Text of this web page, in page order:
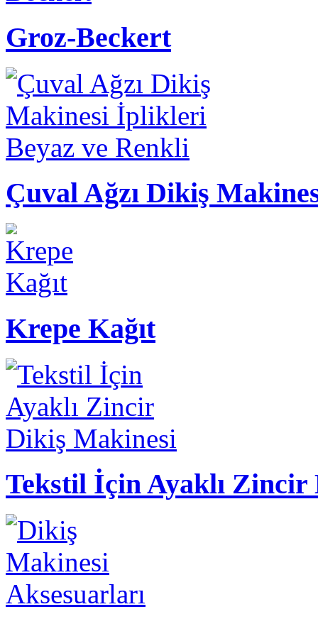
Groz-Beckert
Çuval Ağzı Dikiş
Krepe Kağıt
Tekstil İçin Ayaklı